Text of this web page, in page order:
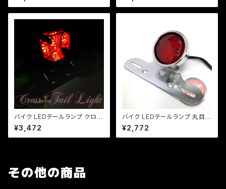
ーカス CB XJ SR TW
TW
バイク LEDテールランプ クロス
テール ミニ十字型 LED/汎用/マ
グナ/ジャズ/SR/TW/ビンテー
ジスタイル/ナンバー灯
¥3,472
バイク LEDテールランプ 丸目テ
ール/汎用/ナンバーステー/シル
バー/ビラーゴ/チョッパー/SR/T
W/FTR/CB/a324
¥2,772
その他の商品